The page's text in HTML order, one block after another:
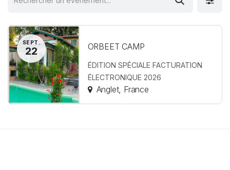
SEPT.
22 ORBEET CAMP
ÉDITION SPÉCIALE FACTURATION
ÉLECTRONIQUE 2026
Anglet, France